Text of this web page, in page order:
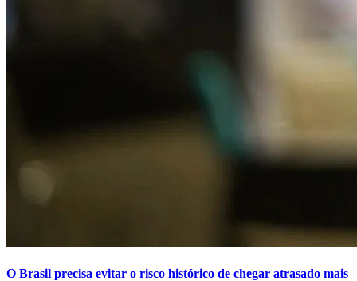
O Brasil precisa evitar o risco histórico de chegar atrasado mais